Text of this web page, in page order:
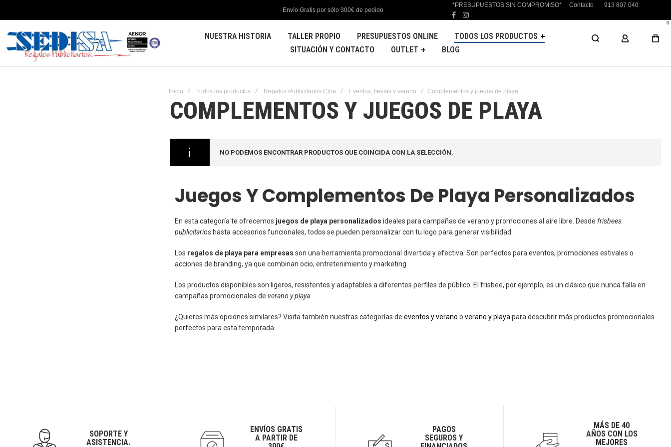
Envío Gratis por sólo 300€ de pedido
*PRESUPUESTOS SIN COMPROMISO* Contacto 913 807 040
facebook
instagram
NUESTRA HISTORIA TALLER PROPIO PRESUPUESTOS ONLINE
TODOS LOS PRODUCTOS
SITUACIÓN Y CONTACTO
OUTLET BLOG
MI CUENTA
0
Inicio Todos los productos Regalos Publicitarios Cifra Eventos, fiestas y verano Complementos y juegos de playa
COMPLEMENTOS Y JUEGOS DE PLAYA
NO PODEMOS ENCONTRAR PRODUCTOS QUE COINCIDA CON LA SELECCIÓN.
Juegos Y Complementos De Playa Personalizados
En esta categoría te ofrecemos juegos de playa personalizados ideales para campañas de verano y promociones al aire libre. Desde frisbees
publicitarios hasta accesorios funcionales, todos se pueden personalizar con tu logo para generar visibilidad.
Los regalos de playa para empresas son una herramienta promocional divertida y efectiva. Son perfectos para eventos, promociones estivales o
acciones de branding, ya que combinan ocio, entretenimiento y marketing.
Los productos disponibles son ligeros, resistentes y adaptables a diferentes perfiles de público. El frisbee, por ejemplo, es un clásico que nunca falla en
campañas promocionales de verano y playa
¿Quieres más opciones similares? Visita también nuestras categorías de eventos y verano o verano y playa para descubrir más productos promocionales
perfectos para esta temporada.
SOPORTE Y
ASISTENCIA.
ENVÍOS GRATIS
A PARTIR DE
PAGOS
SEGUROS Y
MÁS DE 40
AÑOS CON LOS
MEJORES